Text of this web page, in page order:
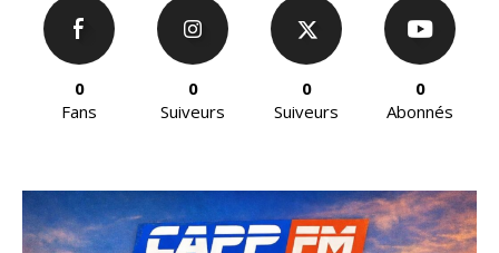
0
Fans
0
Suiveurs
0
Suiveurs
0
Abonnés